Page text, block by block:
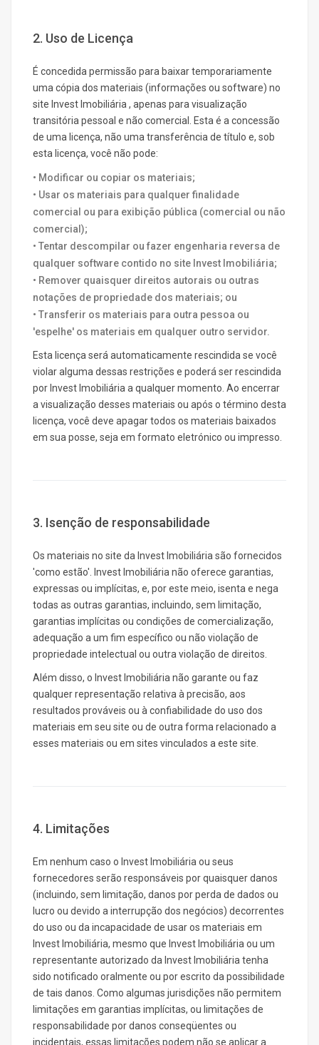
2. Uso de Licença
É concedida permissão para baixar temporariamente
uma cópia dos materiais (informações ou software) no
site Invest Imobiliária , apenas para visualização
transitória pessoal e não comercial. Esta é a concessão
de uma licença, não uma transferência de título e, sob
esta licença, você não pode:
• Modificar ou copiar os materiais;
• Usar os materiais para qualquer finalidade
comercial ou para exibição pública (comercial ou não
comercial);
• Tentar descompilar ou fazer engenharia reversa de
qualquer software contido no site Invest Imobiliária;
• Remover quaisquer direitos autorais ou outras
notações de propriedade dos materiais; ou
• Transferir os materiais para outra pessoa ou
'espelhe' os materiais em qualquer outro servidor.
Esta licença será automaticamente rescindida se você
violar alguma dessas restrições e poderá ser rescindida
por Invest Imobiliária a qualquer momento. Ao encerrar
a visualização desses materiais ou após o término desta
licença, você deve apagar todos os materiais baixados
em sua posse, seja em formato eletrónico ou impresso.
3. Isenção de responsabilidade
Os materiais no site da Invest Imobiliária são fornecidos
'como estão'. Invest Imobiliária não oferece garantias,
expressas ou implícitas, e, por este meio, isenta e nega
todas as outras garantias, incluindo, sem limitação,
garantias implícitas ou condições de comercialização,
adequação a um fim específico ou não violação de
propriedade intelectual ou outra violação de direitos.
Além disso, o Invest Imobiliária não garante ou faz
qualquer representação relativa à precisão, aos
resultados prováveis ou à confiabilidade do uso dos
materiais em seu site ou de outra forma relacionado a
esses materiais ou em sites vinculados a este site.
4. Limitações
Em nenhum caso o Invest Imobiliária ou seus
fornecedores serão responsáveis por quaisquer danos
(incluindo, sem limitação, danos por perda de dados ou
lucro ou devido a interrupção dos negócios) decorrentes
do uso ou da incapacidade de usar os materiais em
Invest Imobiliária, mesmo que Invest Imobiliária ou um
representante autorizado da Invest Imobiliária tenha
sido notificado oralmente ou por escrito da possibilidade
de tais danos. Como algumas jurisdições não permitem
limitações em garantias implícitas, ou limitações de
responsabilidade por danos conseqüentes ou
incidentais, essas limitações podem não se aplicar a